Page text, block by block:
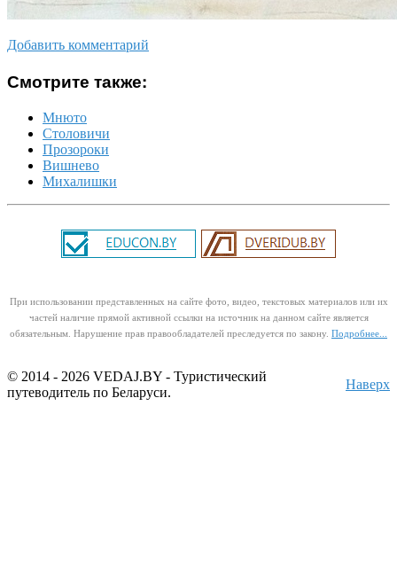
Добавить комментарий
Смотрите также:
Мнюто
Столовичи
Прозороки
Вишнево
Михалишки
При использовании представленных на сайте фото, видео, текстовых материалов или их
частей наличие прямой активной ссылки на источник на данном сайте является
обязательным. Нарушение прав правообладателей преследуется по закону. Подробнее...
© 2014 - 2026 VEDAJ.BY - Туристический
путеводитель по Беларуси.
Наверх